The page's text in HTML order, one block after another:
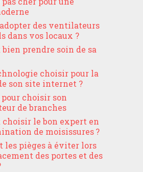
des ventilateurs
dans vos locaux ?
prendre soin de sa
choisir pour la
son site internet ?
choisir son
de branches
choisir le bon expert en
de moisissures ?
les pièges à éviter lors
des portes et des